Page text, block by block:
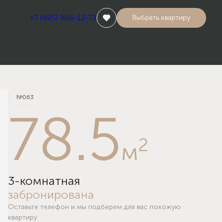
+7 (495) 966-12-73 Выбрать квартиру
№063
78.5м2
3-комнатная
забронирована
Оставьте телефон и мы подберем для вас похожую
квартиру